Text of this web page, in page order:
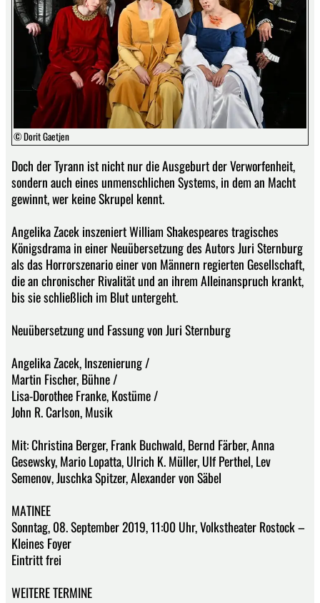
© Dorit Gaetjen
Doch der Tyrann ist nicht nur die Ausgeburt der Verworfenheit,
sondern auch eines unmenschlichen Systems, in dem an Macht
gewinnt, wer keine Skrupel kennt.
Angelika Zacek inszeniert William Shakespeares tragisches
Königsdrama in einer Neuübersetzung des Autors Juri Sternburg
als das Horrorszenario einer von Männern regierten Gesellschaft,
die an chronischer Rivalität und an ihrem Alleinanspruch krankt,
bis sie schließlich im Blut untergeht.
Neuübersetzung und Fassung von Juri Sternburg
Angelika Zacek, Inszenierung /
Martin Fischer, Bühne /
Lisa-Dorothee Franke, Kostüme /
John R. Carlson, Musik
Mit: Christina Berger, Frank Buchwald, Bernd Färber, Anna
Gesewsky, Mario Lopatta, Ulrich K. Müller, Ulf Perthel, Lev
Semenov, Juschka Spitzer, Alexander von Säbel
MATINEE
Sonntag, 08. September 2019, 11:00 Uhr, Volkstheater Rostock –
Kleines Foyer
Eintritt frei
WEITERE TERMINE